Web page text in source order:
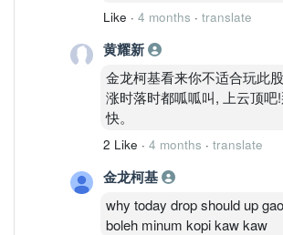
Like · 4 months · translate
黄耀新
金龙柯基看来你不适合玩此
涨时落时都呱呱叫, 上云顶吧
快。
2 Like · 4 months · translate
金龙柯基
why today drop should up
boleh minum kopi kaw kaw